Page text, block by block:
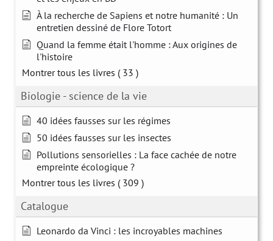
À la recherche de Sapiens et notre humanité : Un
entretien dessiné de Flore Totort
Quand la femme était l'homme : Aux origines de
l'histoire
Montrer tous les livres ( 33 )
Biologie - science de la vie
40 idées fausses sur les régimes
50 idées fausses sur les insectes
Pollutions sensorielles : La face cachée de notre
empreinte écologique ?
Montrer tous les livres ( 309 )
Catalogue
Leonardo da Vinci : les incroyables machines